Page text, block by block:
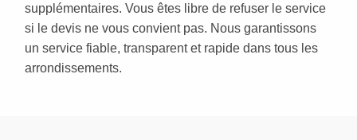
supplémentaires. Vous êtes libre de refuser le service
si le devis ne vous convient pas. Nous garantissons
un service fiable, transparent et rapide dans tous les
arrondissements.